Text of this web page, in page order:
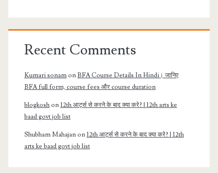
Recent Comments
Kumari sonamonBFA Course Details In Hindi। जानिए
BFA full form, course fees और course duration
blogkoshon12th आर्ट्स से करने के बाद क्या करे? | 12th arts ke
baad govt job list
Shubham Mahajanon12th आर्ट्स से करने के बाद क्या करे? | 12th
arts ke baad govt job list